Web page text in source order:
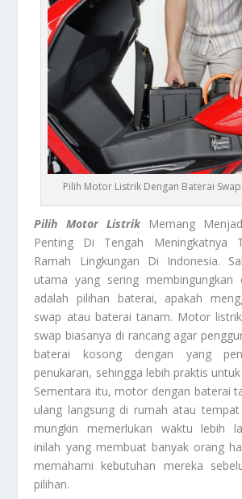
Pilih Motor Listrik Dengan Baterai
Pilih Motor ListrikMemang
Penting Di Tengah Meningkatnya
Ramah Lingkungan Di Indonesia.
utama yang sering membingungkan
adalah pilihan baterai, apakah
swap atau baterai tanam. Motor
swap biasanya di rancang agar
baterai kosong dengan yang
penukaran, sehingga lebih praktis
Sementara itu, motor dengan baterai
ulang langsung di rumah atau
mungkin memerlukan waktu lebih
inilah yang membuat banyak orang
memahami kebutuhan mereka
pilihan.